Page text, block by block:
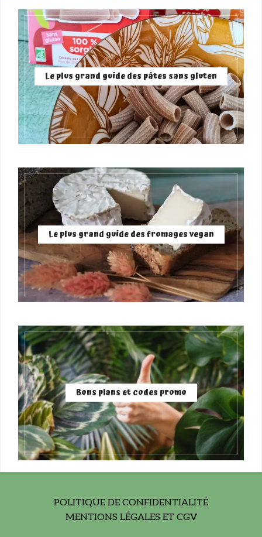
Le plus grand guide des pâtes sans gluten
Le plus grand guide des fromages vegan
Bons plans et codes promo
POLITIQUE DE CONFIDENTIALITÉ
MENTIONS LÉGALES ET CGV